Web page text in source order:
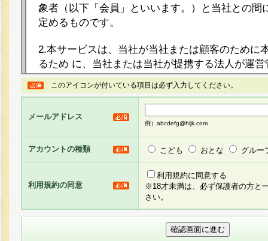
象者（以下「会員」といいます。）と当社との間
定めるものです。
2.本サービスは、当社が当社または顧客のために
るため に、当社または当社が提携する法人が運
ト（以下「本サイト」といいます。）上に本サー
ージを設け、会員がアンケー ト調査に回答する
し、その結果を当社が集計・分析その他の利用を
るものです。なお、本サービスは、それぞれの目
員に対して本サービスの依頼を行うこともあり、
た全ての会員に対して本サービスの依頼をすると
りま す。
3.当社は、会員の事前の承諾を得ることなく、当
方 法・手段にて、本規約を任意に制定、変更ま
きるものとします。改定後の本規約等は、本規約
に掲示したときに、その 他の諸規定については
このアイコンが付いている項目は必ず入力してください。
メールアドレス
例）abcdefg@hijk.com
アカウントの種類 こども おとな グルー
利用規約の同意
利用規約に同意する
※18才未満は、必ず保護者の方と
さい。